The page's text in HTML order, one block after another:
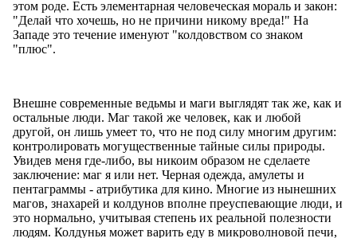
этом роде. Есть элементарная человеческая мораль и закон:
"Делай что хочешь, но не причини никому вреда!" На
Западе это течение именуют "колдовством со знаком
"плюс".
Внешне современные ведьмы и маги выглядят так же, как и
остальные люди. Маг такой же человек, как и любой
другой, он лишь умеет то, что не под силу многим другим:
контролировать могущественные тайные силы природы.
Увидев меня где-либо, вы никоим образом не сделаете
заключение: маг я или нет. Черная одежда, амулеты и
пентаграммы - атрибутика для кино. Многие из нынешних
магов, знахарей и колдунов вполне преуспевающие люди, и
это нормально, учитывая степень их реальной полезности
людям. Колдунья может варить еду в микроволновой печи,